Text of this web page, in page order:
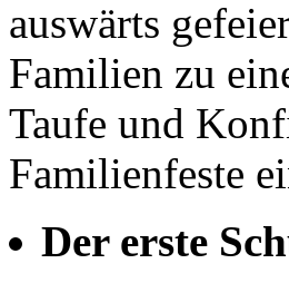
auswärts
Familien zu
Taufe und
Familienfeste
Der erste